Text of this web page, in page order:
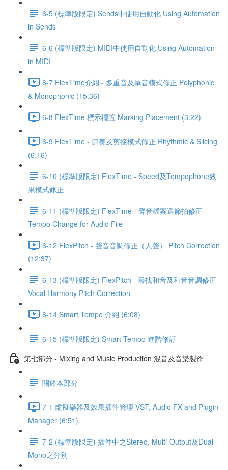
6-5 (標準版限定) Sends中使用自動化 Using Automation
in Sends
6-6 (標準版限定) MIDI中使用自動化 Using Automation
in MIDI
6-7 FlexTime介紹 - 多重音及單音模式修正 Polyphonic
& Monophonic (15:36)
6-8 FlexTime 標示擺置 Marking Placement (3:22)
6-9 FlexTime - 節奏及剪接模式修正 Rhythmic & Slicing
(6:16)
6-10 (標準版限定) FlexTime - Speed及Tempophone效
果模式修正
6-11 (標準版限定) FlexTime - 聲音檔案選節拍修正
Tempo Change for Audio File
6-12 FlexPitch - 聲音音調修正（人聲） Pitch Correction
(12:37)
6-13 (標準版限定) FlexPitch - 尋找和音及和音音調修正
Vocal Harmony Pitch Correction
6-14 Smart Tempo 介紹 (6:08)
6-15 (標準版限定) Smart Tempo 進階修訂
第七部分 - Mixing and Music Production 混音及音樂製作
關於本部分
7-1 虛擬樂器及效果插件管理 VST, Audio FX and Plugin
Manager (6:51)
7-2 (標準版限定) 插件中之Stereo, Multi-Output及Dual
Mono之分別